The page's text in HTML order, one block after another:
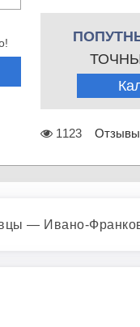
1123 Отзывы
— Ивано-